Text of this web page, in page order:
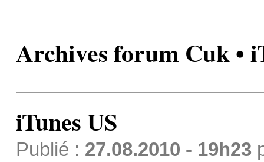
Archives forum Cuk •
iTunes US
Publié : 27.08.2010 - 19h23